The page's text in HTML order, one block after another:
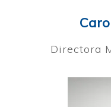
Directora